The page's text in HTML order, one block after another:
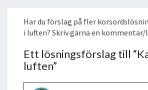
Har du förslag på fler
i luften? Skriv gärna en
Ett lösningsförslag till “
luften”